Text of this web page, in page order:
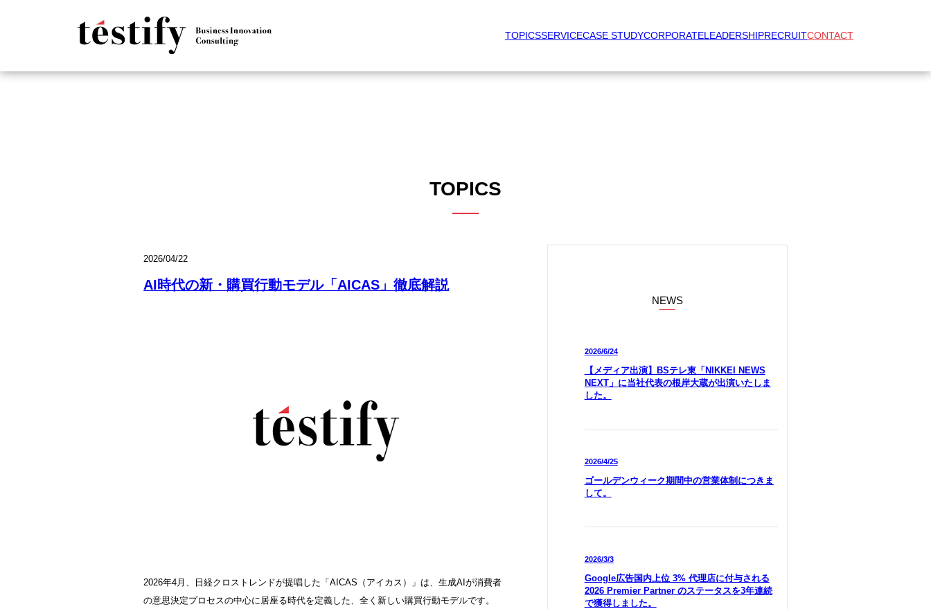
TOPICSSERVICECASE STUDYCORPORATELEADERSHIPRECRUITCONTACT
TOPICS
2026/04/22
AI時代の新・購買行動モデル「AICAS」徹底解説
2026年4月、日経クロストレンドが提唱した「AICAS（アイカス）」は、生成AIが消費者
の意思決定プロセスの中心に居座る時代を定義した、全く新しい購買行動モデルです。
NEWS
2026/6/24
【メディア出演】BSテレ東「NIKKEI NEWS
NEXT」に当社代表の根岸大蔵が出演いたしま
した。
2026/4/25
ゴールデンウィーク期間中の営業体制につきま
して。
2026/3/3
Google広告国内上位 3% 代理店に付与される
2026 Premier Partner のステータスを3年連続
で獲得しました。